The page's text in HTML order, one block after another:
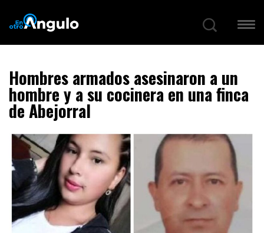
Hombres armados asesinaron a un
hombre y a su cocinera en una finca
de Abejorral